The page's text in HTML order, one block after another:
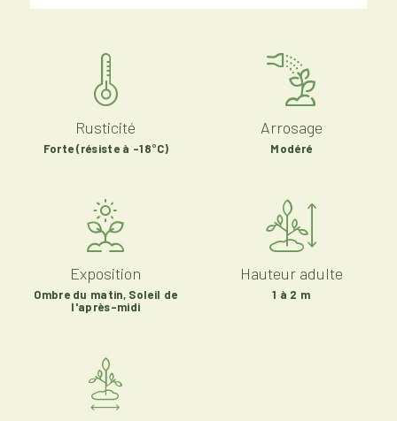
Hauteur adulte
1 à 2 m
Rusticité
Forte (résiste à -18°C)
Arrosage
Modéré
Exposition
Ombre du matin, Soleil de
l'après-midi